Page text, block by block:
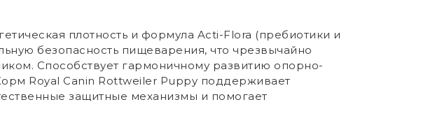
плотность и формула Acti-Flora (пребиотики и
безопасность пищеварения, что чрезвычайно
Способствует гармоничному развитию опорно-
Royal Canin Rottweiler Puppy поддерживает
защитные механизмы и помогает